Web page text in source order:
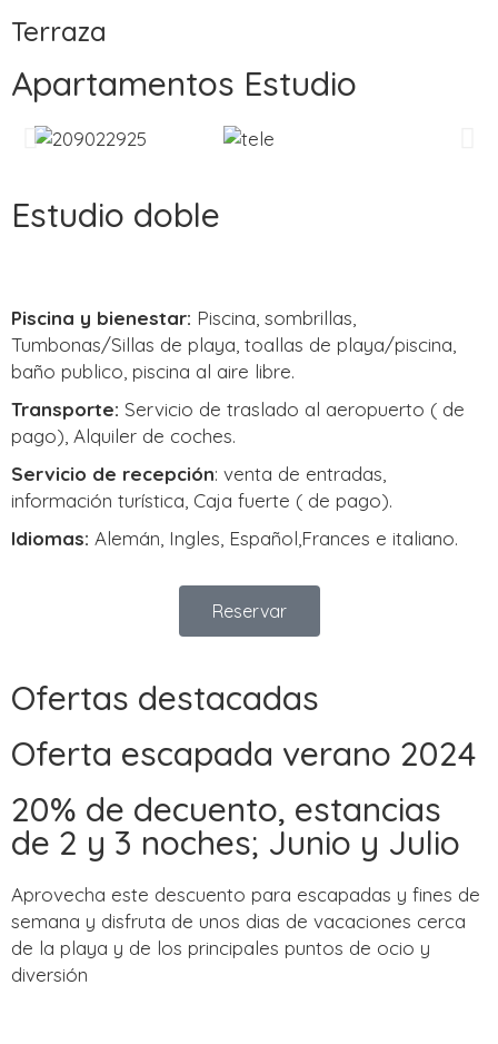
Terraza
Apartamentos Estudio
Estudio doble
Piscina y bienestar: Piscina, sombrillas,
Tumbonas/Sillas de playa, toallas de playa/piscina,
baño publico, piscina al aire libre.
Transporte: Servicio de traslado al aeropuerto ( de
pago), Alquiler de coches.
Servicio de recepción: venta de entradas,
información turística, Caja fuerte ( de pago).
Idiomas: Alemán, Ingles, Español,Frances e italiano.
Reservar
Ofertas destacadas
Oferta escapada verano 2024
20% de decuento, estancias
de 2 y 3 noches; Junio y Julio
Aprovecha este descuento para escapadas y fines de
semana y disfruta de unos dias de vacaciones cerca
de la playa y de los principales puntos de ocio y
diversión